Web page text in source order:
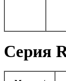
Серия